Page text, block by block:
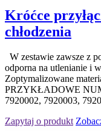
Króćce
chłodzenia
W zestawie zawsze z
odporna na utlenianie i
Zoptymalizowane
PRZYKŁADOWE
7920002, 7920003,
Zapytaj o produkt